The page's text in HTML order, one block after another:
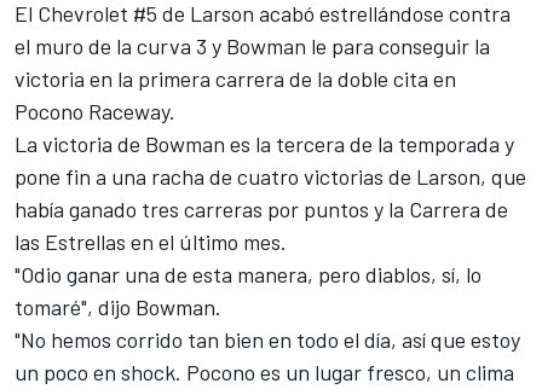
El Chevrolet #5 de Larson acabó estrellándose contra
el muro de la curva 3 y Bowman le para conseguir la
victoria en la primera carrera de la doble cita en
Pocono Raceway.
La victoria de Bowman es la tercera de la temporada y
pone fin a una racha de cuatro victorias de Larson, que
había ganado tres carreras por puntos y la Carrera de
las Estrellas en el último mes.
"Odio ganar una de esta manera, pero diablos, sí, lo
tomaré", dijo Bowman.
"No hemos corrido tan bien en todo el día, así que estoy
un poco en shock. Pocono es un lugar fresco, un clima